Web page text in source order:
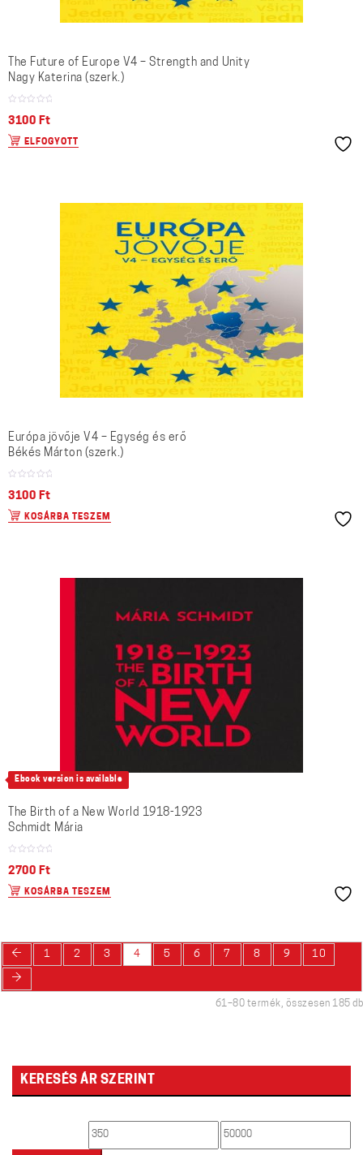
The Future of Europe V4 – Strength and Unity
Nagy Katerina (szerk.)
3100 Ft
ELFOGYOTT
Európa jövője V4 – Egység és erő
Békés Márton (szerk.)
3100 Ft
KOSÁRBA TESZEM
Ebook version is available
The Birth of a New World 1918-1923
Schmidt Mária
2700 Ft
KOSÁRBA TESZEM
← 1 2 3 4 5 6 7 8 9 10
→
61–80 termék, összesen 185 db
KERESÉS ÁR SZERINT
Min Max